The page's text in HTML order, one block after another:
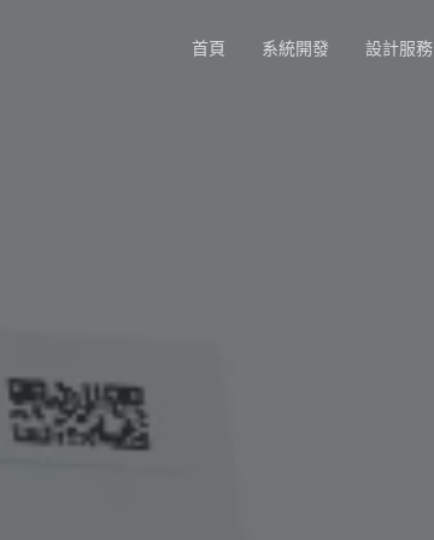
首頁 系統開發 設計服務